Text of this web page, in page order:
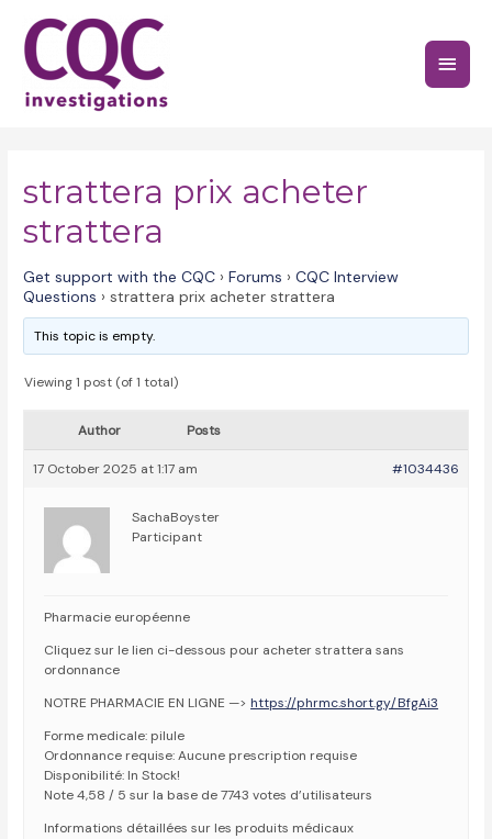
content
Main
strattera prix acheter
strattera
Get support with the CQC › Forums › CQC Interview
Questions › strattera prix acheter strattera
This topic is empty.
Viewing 1 post (of 1 total)
Author Posts
17 October 2025 at 1:17 am #1034436
SachaBoyster
Participant
Pharmacie européenne
Cliquez sur le lien ci-dessous pour acheter strattera sans
ordonnance
NOTRE PHARMACIE EN LIGNE —>https://phrmc.short.gy/BfgAi3
Forme medicale: pilule
Ordonnance requise: Aucune prescription requise
Disponibilité: In Stock!
Note 4,58 / 5 sur la base de 7743 votes d’utilisateurs
Informations détaillées sur les produits médicaux